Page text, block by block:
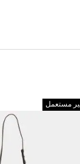
مستعمل